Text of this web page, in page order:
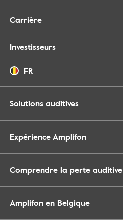
Carrière
Investisseurs
FR
Solutions auditives
Expérience Amplifon
Comprendre la perte auditive
Amplifon en Belgique